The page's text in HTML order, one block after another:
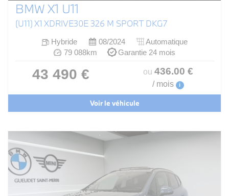
BMW X1 U11
(U11) X1 XDRIVE30E 326 M SPORT DKG7
Hybride 08/2024
Automatique
79 088km
Garantie 24 mois
43 490 € ou 436.00 €
/ mois i
Voir le véhicule